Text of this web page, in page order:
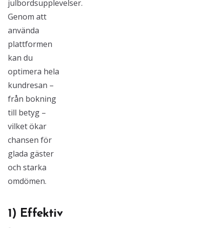
julbordsupplevelser.
Genom att
använda
plattformen
kan du
optimera hela
kundresan –
från bokning
till betyg –
vilket ökar
chansen för
glada gäster
och starka
omdömen.
1) Effektiv